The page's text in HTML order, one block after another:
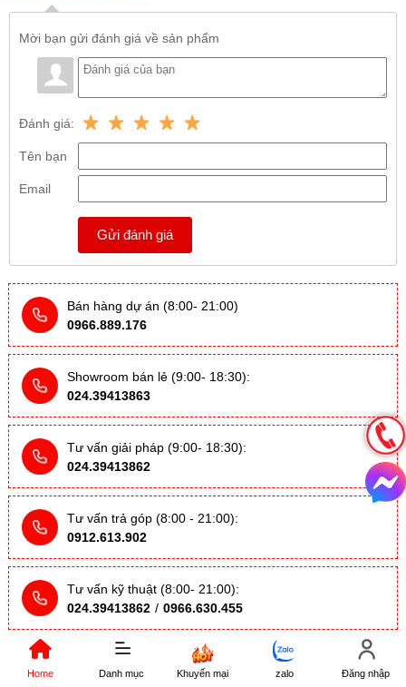
Mời bạn gửi đánh giá về sản phẩm
Đánh giá:
Tên bạn
Email
Gửi đánh giá
Bán hàng dự án (8:00- 21:00)
0966.889.176
Showroom bán lẻ (9:00- 18:30):
024.39413863
Tư vấn giải pháp (9:00- 18:30):
024.39413862
Tư vấn trả góp (8:00 - 21:00):
0912.613.902
Tư vấn kỹ thuật (8:00- 21:00):
024.39413862 / 0966.630.455
kinhdoanh1@digi4u.vn kinhdoanh2@digi4u.vn
Home Danh mục Khuyến mại zalo Đăng nhập